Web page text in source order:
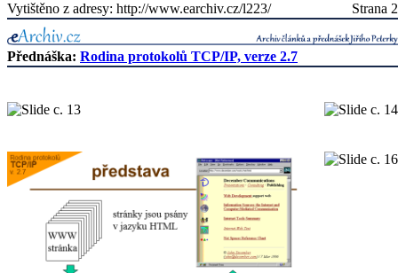
Strana 2
Vytištěno z adresy: http://www.earchiv.cz/l223/
Přednáška: Rodina protokolů TCP/IP, verze 2.7